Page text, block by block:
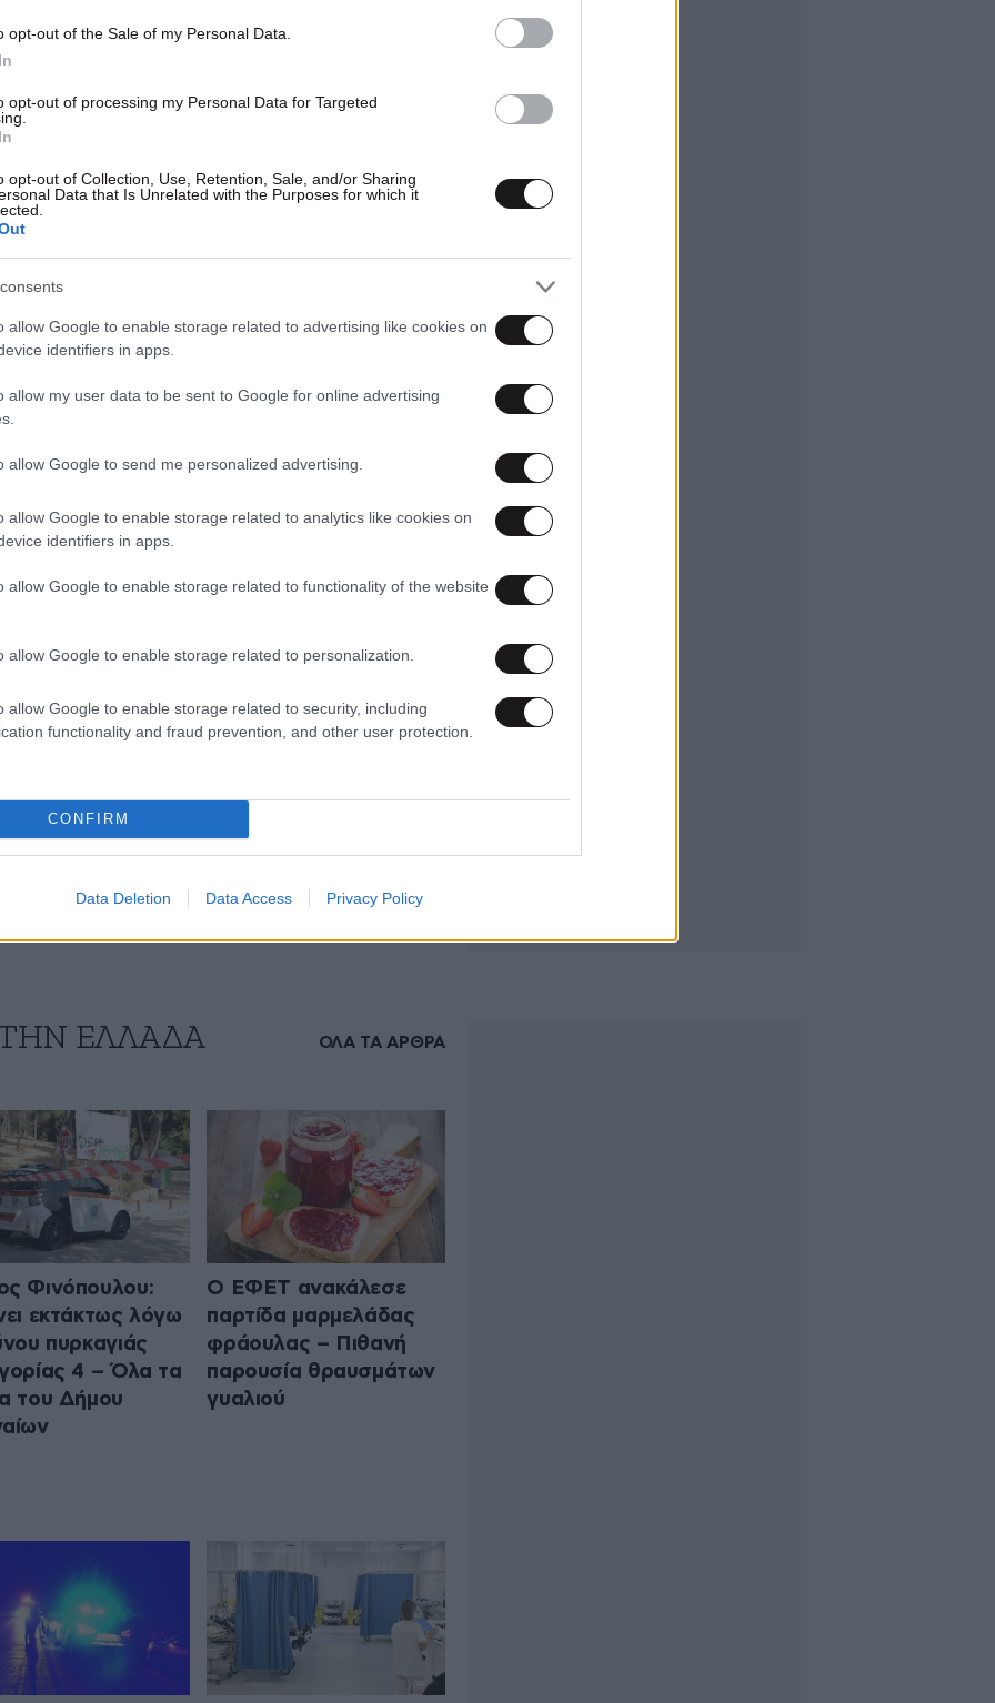
opt-out of the Sale of my Personal Data.
opt-out of processing my Personal Data for Targeted
opt-out of Collection, Use, Retention, Sale, and/or Sharing
Data that Is Unrelated with the Purposes for which it
allow Google to enable storage related to advertising like cookies on
identifiers in apps.
allow my user data to be sent to Google for online advertising
allow Google to send me personalized advertising.
allow Google to enable storage related to analytics like cookies on
identifiers in apps.
allow Google to enable storage related to functionality of the website
allow Google to enable storage related to personalization.
allow Google to enable storage related to security, including
functionality and fraud prevention, and other user protection.
CONFIRM
Data Deletion Data Access Privacy Policy
αλλά πλέον την είδηση του open και τις
μου την έχουν αναδημοσιεύσει άπειρα
στο δικό μου, έχουν σπάσει, και όλο αυτό
δύσκολο είναι να τσεκάρει ένα
την ποστάρει; Όλα για μερικά κλικ…
ΕΛΛΑΔΑ ΟΛΑ ΤΑ ΑΡΘΡΑ
Φινόπουλου:
εκτάκτως λόγω
πυρκαγιάς
4 – Όλα τα
του Δήμου
Ο ΕΦΕΤ ανακάλεσε
παρτίδα μαρμελάδας
φράουλας – Πιθανή
παρουσία θραυσμάτων
γυαλιού